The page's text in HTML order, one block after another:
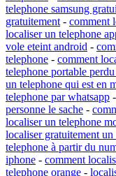
telephone samsung
gratuitement - comment
localiser un telephone
vole eteint android -
telephone - comment
telephone portable
un telephone qui est en
telephone par whatsapp -
personne le sache -
localiser un telephone
localiser gratuitement
telephone à partir du
iphone - comment
telephone orange -